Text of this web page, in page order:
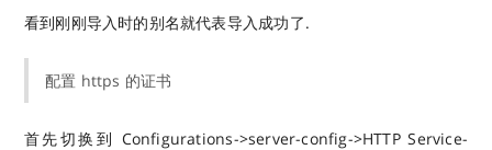
看到刚刚导入时的别名就代表导入成功了.
配置 https 的证书
首先切换到 Configurations->server-config->HTTP Service-